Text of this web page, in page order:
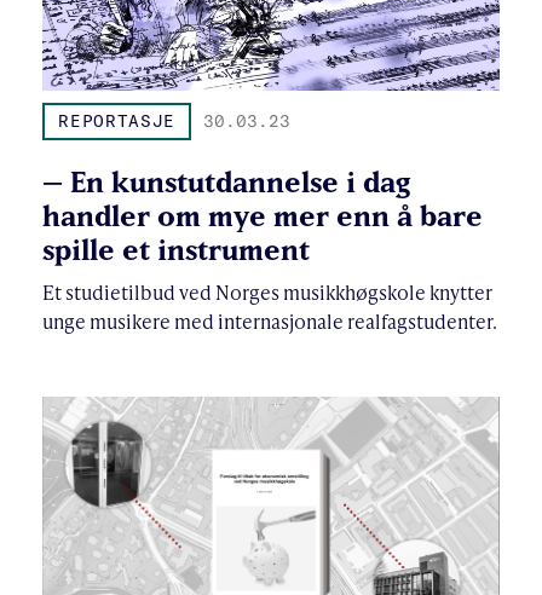
REPORTASJE 30.03.23
– En kunstutdannelse i dag
handler om mye mer enn å bare
spille et instrument
Et studietilbud ved Norges musikkhøgskole knytter
unge musikere med internasjonale realfagstudenter.